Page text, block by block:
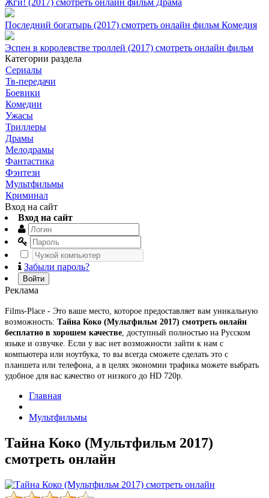
Последний богатырь (2017) смотреть онлайн фильм Комедия
Эспен в королевстве троллей (2017) смотреть онлайн фильм
Категории раздела
Сериалы
Тв-передачи
Боевики
Комедии
Ужасы
Триллеры
Драмы
Мелодрамы
Фантастика
Фэнтези
Мультфильмы
Криминал
Вход на сайт
Вход на сайт
Забыли пароль?
Войти
Реклама
Films-Place - Это ваше место, которое предоставляет вам уникальную
возможность: Тайна Коко (Мультфильм 2017) смотреть онлайн
бесплатно в хорошем качестве , доступный полностью на Русском
языке и озвучке. Если у вас нет возможности зайти к нам с
компьютера или ноутбука, то вы всегда сможете сделать это с
планшета или телефона, а в целях экономии трафика можете выбрать
удобное для вас качество от низкого до HD 720p.
Главная
Мультфильмы
Тайна Коко (Мультфильм 2017)
смотреть онлайн